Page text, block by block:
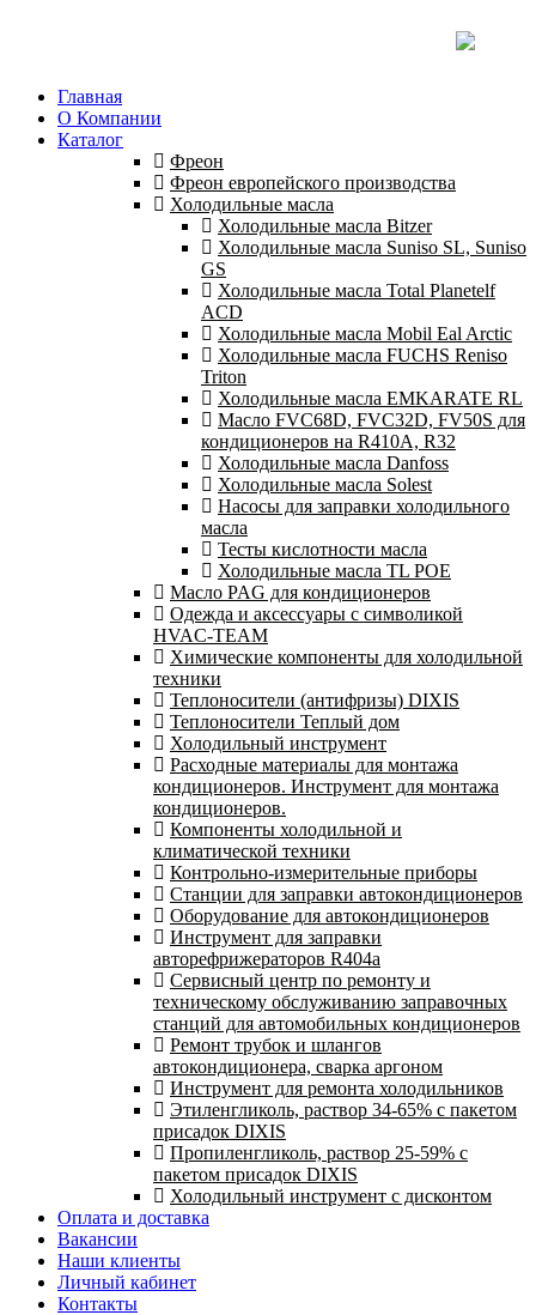
Главная
О Компании
Каталог
Фреон
Фреон европейского производства
Холодильные масла
Холодильные масла Bitzer
Холодильные масла Suniso SL, Suniso
GS
Холодильные масла Total Planetelf
ACD
Холодильные масла Mobil Eal Arctic
Холодильные масла FUCHS Reniso
Triton
Холодильные масла EMKARATE RL
Масло FVC68D, FVC32D, FV50S для
кондиционеров на R410A, R32
Холодильные масла Danfoss
Холодильные масла Solest
Насосы для заправки холодильного
масла
Тесты кислотности масла
Холодильные масла TL POE
Масло PAG для кондиционеров
Одежда и аксессуары с символикой
HVAC-TEAM
Химические компоненты для холодильной
техники
Теплоносители (антифризы) DIXIS
Теплоносители Теплый дом
Холодильный инструмент
Расходные материалы для монтажа
кондиционеров. Инструмент для монтажа
кондиционеров.
Компоненты холодильной и
климатической техники
Контрольно-измерительные приборы
Станции для заправки автокондиционеров
Оборудование для автокондиционеров
Инструмент для заправки
авторефрижераторов R404a
Сервисный центр по ремонту и
техническому обслуживанию заправочных
станций для автомобильных кондиционеров
Ремонт трубок и шлангов
автокондиционера, сварка аргоном
Инструмент для ремонта холодильников
Этиленгликоль, раствор 34-65% с пакетом
присадок DIXIS
Пропиленгликоль, раствор 25-59% с
пакетом присадок DIXIS
Холодильный инструмент с дисконтом
Оплата и доставка
Вакансии
Наши клиенты
Личный кабинет
Контакты